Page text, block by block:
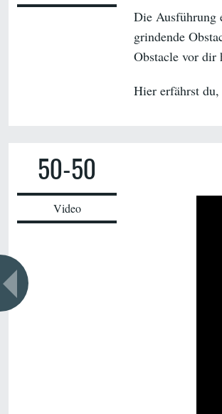
Die Ausführung
grindende
Obstacle vor dir
Hier erfährst
50-50
Video